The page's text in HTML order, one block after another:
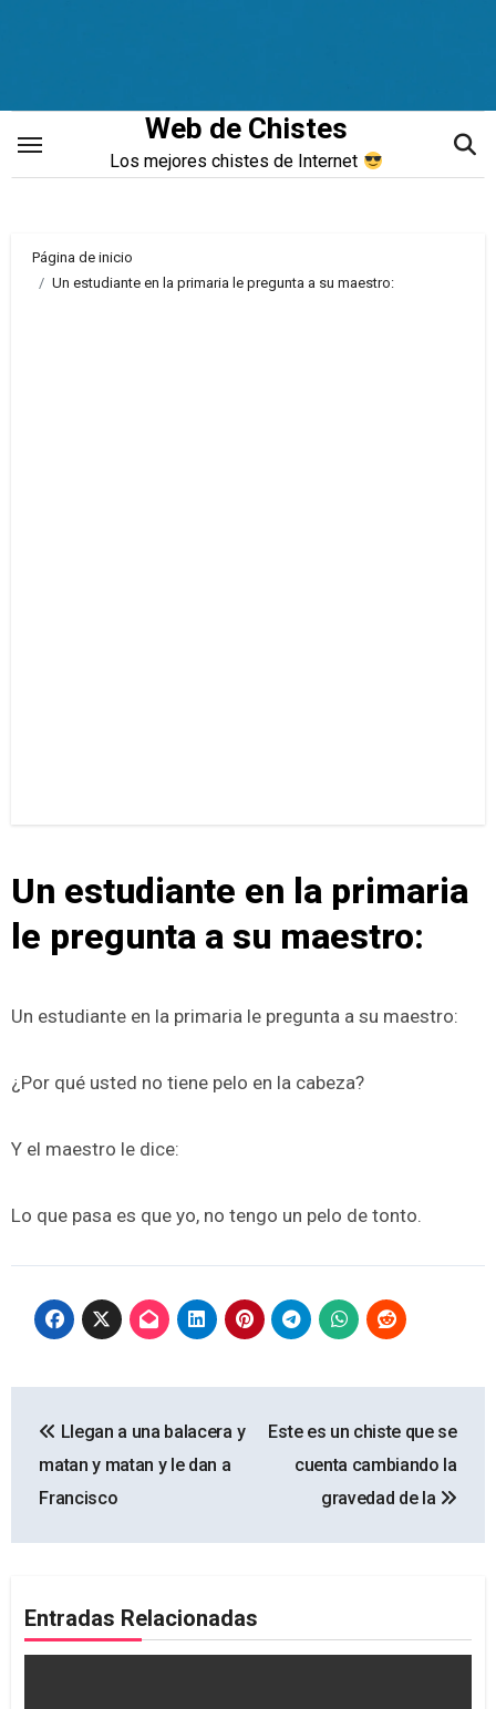
Web de Chistes
Los mejores chistes de Internet
Página de inicio
Un estudiante en la primaria le pregunta a su maestro:
Un estudiante en la primaria
le pregunta a su maestro:
Un estudiante en la primaria le pregunta a su maestro:
¿Por qué usted no tiene pelo en la cabeza?
Y el maestro le dice:
Lo que pasa es que yo, no tengo un pelo de tonto.
de
entradas
Llegan a una balacera y
matan y matan y le dan a
Francisco
Este es un chiste que se
cuenta cambiando la
gravedad de la
Entradas Relacionadas